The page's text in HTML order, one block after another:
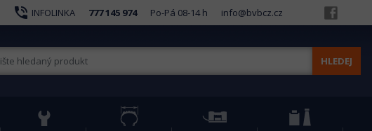
phone_in_talk INFOLINKA 777 145 974 Po-Pá 08-14 h info@bvbcz.cz
HLEDEJ